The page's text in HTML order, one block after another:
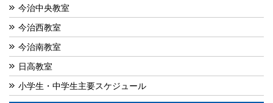
今治中央教室
今治西教室
今治南教室
日高教室
小学生・中学生主要スケジュール